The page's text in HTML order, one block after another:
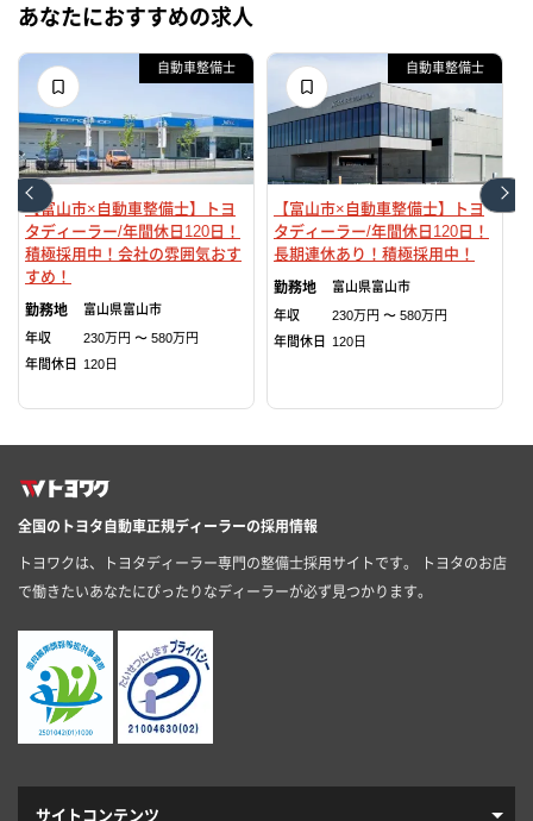
あなたにおすすめの求人
自動車整備士
【富山市×自動車整備士】トヨ
タディーラー/年間休日120日！
積極採用中！会社の雰囲気おす
すめ！
富山県富山市
年収
230万円 〜 580万円
年間休日
120日
自動車整備士
【富山市×自動車整備士】トヨ
タディーラー/年間休日120日！
長期連休あり！積極採用中！
富山県富山市
年収
230万円 〜 580万円
年間休日
120日
全国のトヨタ自動車正規ディーラーの採用情報
トヨワクは、トヨタディーラー専門の整備士採用サイトです。 トヨタのお店
で働きたいあなたにぴったりなディーラーが必ず見つかります。
サイトコンテンツ